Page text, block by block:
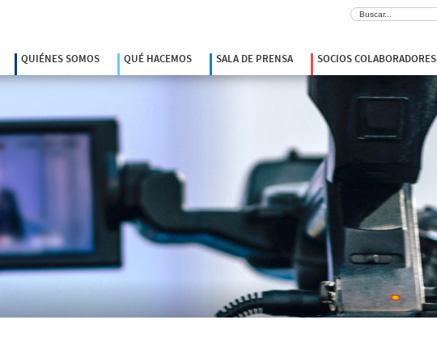
Buscar:
QUIÉNES SOMOS QUÉ HACEMOS SALA DE PRENSA SOCIOS COLABORADORES